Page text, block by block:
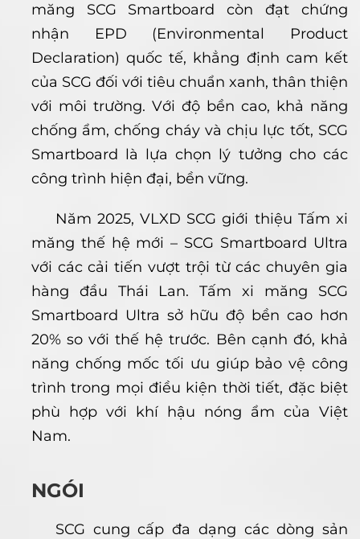
măng SCG Smartboard còn đạt chứng
nhận EPD (Environmental Product
Declaration) quốc tế, khẳng định cam kết
của SCG đối với tiêu chuẩn xanh, thân thiện
với môi trường. Với độ bền cao, khả năng
chống ẩm, chống cháy và chịu lực tốt, SCG
Smartboard là lựa chọn lý tưởng cho các
công trình hiện đại, bền vững.
Năm 2025, VLXD SCG giới thiệu Tấm xi
măng thế hệ mới – SCG Smartboard Ultra
với các cải tiến vượt trội từ các chuyên gia
hàng đầu Thái Lan. Tấm xi măng SCG
Smartboard Ultra sở hữu độ bền cao hơn
20% so với thế hệ trước. Bên cạnh đó, khả
năng chống mốc tối ưu giúp bảo vệ công
trình trong mọi điều kiện thời tiết, đặc biệt
phù hợp với khí hậu nóng ẩm của Việt
Nam.
NGÓI
SCG cung cấp đa dạng các dòng sản